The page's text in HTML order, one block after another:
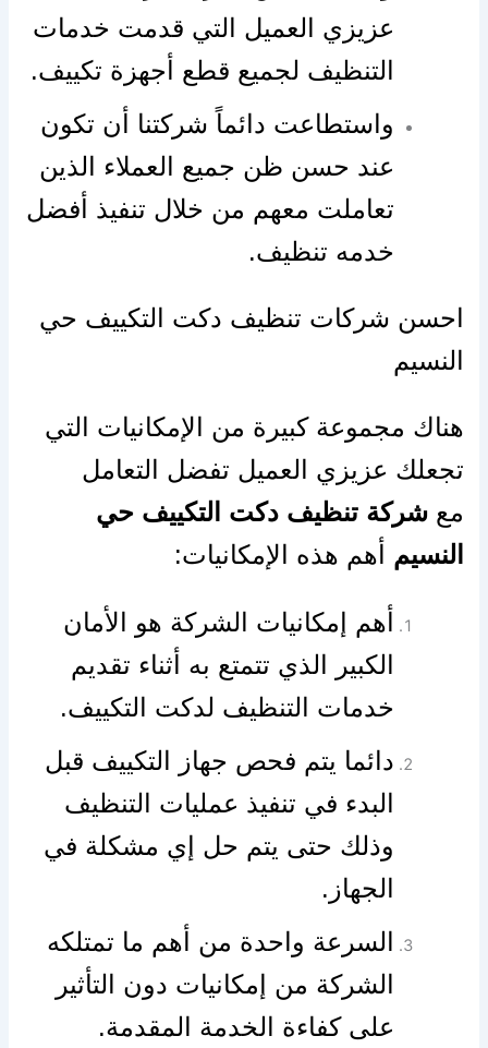
عزيزي العميل التي قدمت خدمات
التنظيف لجميع قطع أجهزة تكييف.
واستطاعت دائماً شركتنا أن تكون
عند حسن ظن جميع العملاء الذين
تعاملت معهم من خلال تنفيذ أفضل
خدمه تنظيف.
احسن شركات تنظيف دكت التكييف حي
النسيم
هناك مجموعة كبيرة من الإمكانيات التي
تجعلك عزيزي العميل تفضل التعامل
معشركة تنظيف دكت التكييف حي
النسيم أهم هذه الإمكانيات:
أهم إمكانيات الشركة هو الأمان
الكبير الذي تتمتع به أثناء تقديم
خدمات التنظيف لدكت التكييف.
دائما يتم فحص جهاز التكييف قبل
البدء في تنفيذ عمليات التنظيف
وذلك حتى يتم حل إي مشكلة في
الجهاز.
السرعة واحدة من أهم ما تمتلكه
الشركة من إمكانيات دون التأثير
على كفاءة الخدمة المقدمة.